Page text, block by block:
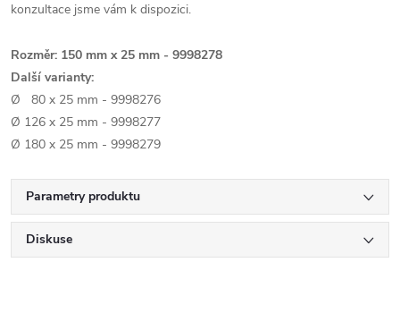
konzultace jsme vám k dispozici.
Rozměr: 150 mm x 25 mm - 9998278
Další varianty:
Ø 80 x 25 mm - 9998276
Ø 126 x 25 mm - 9998277
Ø 180 x 25 mm - 9998279
Parametry produktu
Diskuse